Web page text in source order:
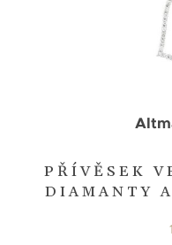
PŘÍVĚSEK
DIAMANTY